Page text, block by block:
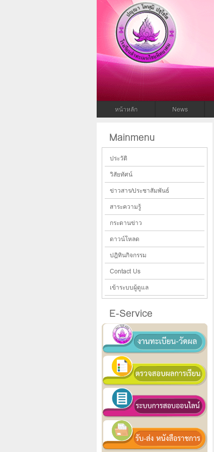
โรงเรียน
โรงเรียนลำทะเมนไชยพิทยาคม สพม.31
หน้าหลัก News
Mainmenu
ประวัติ
วิสัยทัศน์
ข่าวสาร/ประชาสัมพันธ์
สาระความรู้
กระดานข่าว
ดาวน์โหลด
ปฎิทินกิจกรรม
Contact Us
เข้าระบบผู้ดูแล
E-Service